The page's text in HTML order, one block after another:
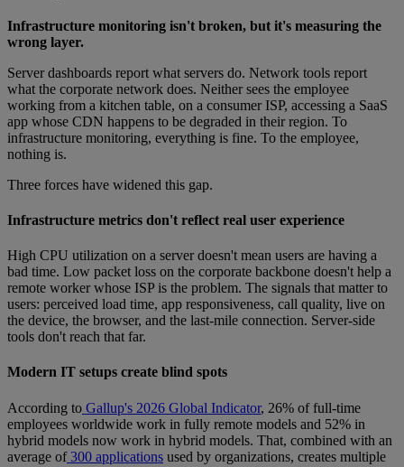
Infrastructure monitoring isn't broken, but it's measuring the
wrong layer.
Server dashboards report what servers do. Network tools report
what the corporate network does. Neither sees the employee
working from a kitchen table, on a consumer ISP, accessing a SaaS
app whose CDN happens to be degraded in their region. To
infrastructure monitoring, everything is fine. To the employee,
nothing is.
Three forces have widened this gap.
Infrastructure metrics don't reflect real user experience
High CPU utilization on a server doesn't mean users are having a
bad time. Low packet loss on the corporate backbone doesn't help a
remote worker whose ISP is the problem. The signals that matter to
users: perceived load time, app responsiveness, call quality, live on
the device, the browser, and the last-mile connection. Server-side
tools don't reach that far.
Modern IT setups create blind spots
According to Gallup's 2026 Global Indicator, 26% of full-time
employees worldwide work in fully remote models and 52% in
hybrid models now work in hybrid models. That, combined with an
average of300 applications used by organizations, creates multiple